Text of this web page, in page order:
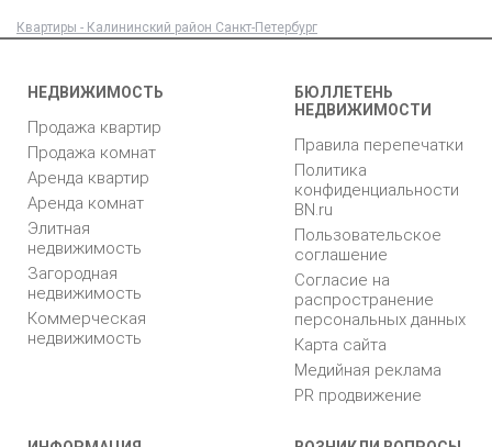
Квартиры - Калининский район Санкт-Петербург
НЕДВИЖИМОСТЬ
Продажа квартир
Продажа комнат
Аренда квартир
Аренда комнат
Элитная
недвижимость
Загородная
недвижимость
Коммерческая
недвижимость
БЮЛЛЕТЕНЬ
НЕДВИЖИМОСТИ
Правила перепечатки
Политика
конфиденциальности
BN.ru
Пользовательское
соглашение
Согласие на
распространение
персональных данных
Карта сайта
Медийная реклама
PR продвижение